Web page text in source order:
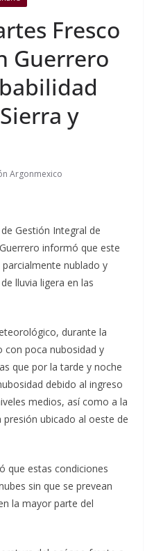
Fresco
Guerrero
y
Argonmexico
Gestión Integral de
informó que este
nublado y
lluvia ligera en las
durante la
con poca nubosidad y
que por la tarde y noche
debido al ingreso
medios, así como a la
ubicado al oeste de
que estas condiciones
sin que se prevean
la mayor parte del